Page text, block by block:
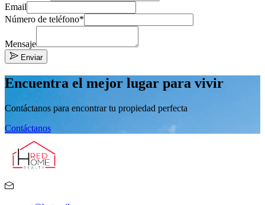
Email
Número de teléfono*
Mensaje
Enviar
Encuentra el mejor lugar para vivir
Contáctanos para encontrar tu propiedad perfecta
Contáctanos